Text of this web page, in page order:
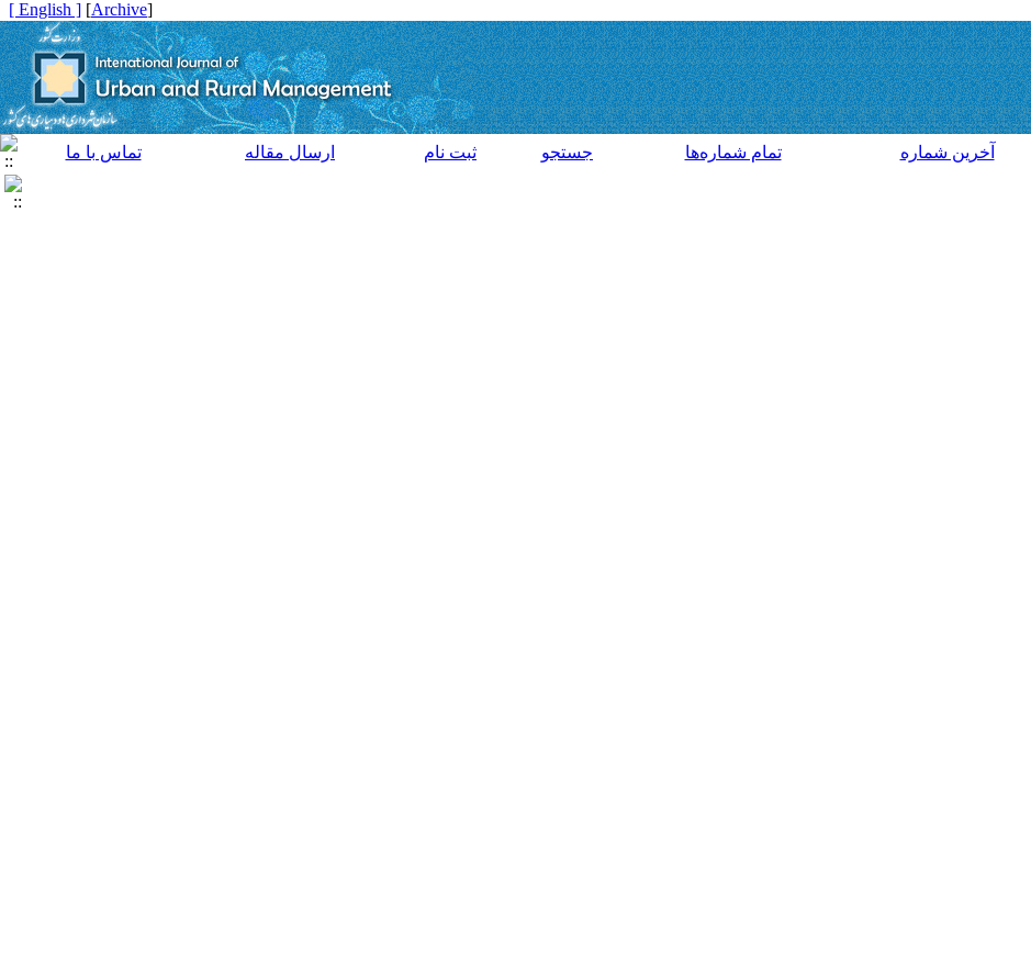
[
Archive
]
[ English ]
آخرين شماره تمام شماره‌ها جستجو ثبت نام ارسال مقاله تماس با ما